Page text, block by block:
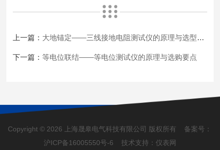
上一篇： 大地锚定——三线接地电阻测试仪的原理与选型指南
下一篇：等电位联结——等电位测试仪的原理与选购要点
Copyright © 2026 上海晟皋电气科技有限公司 版权所有 备案号：
沪ICP备16005550号-6 技术支持： 仪表网